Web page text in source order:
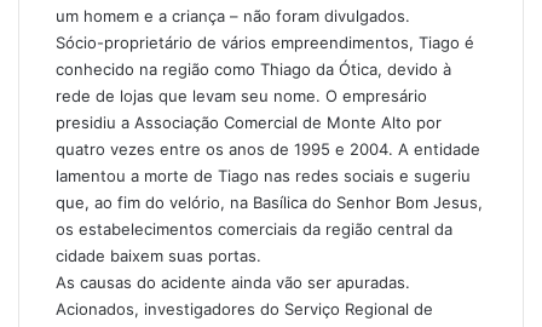
um homem e a criança – não foram divulgados.
Sócio-proprietário de vários empreendimentos, Tiago é
conhecido na região como Thiago da Ótica, devido à
rede de lojas que levam seu nome. O empresário
presidiu a Associação Comercial de Monte Alto por
quatro vezes entre os anos de 1995 e 2004. A entidade
lamentou a morte de Tiago nas redes sociais e sugeriu
que, ao fim do velório, na Basílica do Senhor Bom Jesus,
os estabelecimentos comerciais da região central da
cidade baixem suas portas.
As causas do acidente ainda vão ser apuradas.
Acionados, investigadores do Serviço Regional de